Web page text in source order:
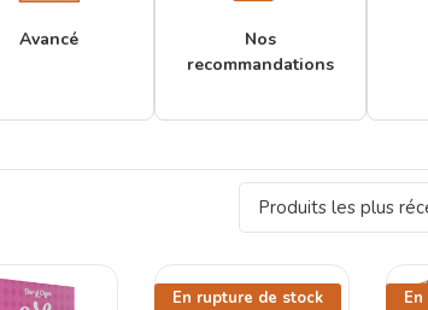
Avancé
Nos
recommandations
Produits les plus
En rupture de stock